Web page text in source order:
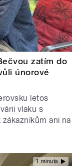
zatím do
únorové
letos
vlaku s
ani na
1 minuta